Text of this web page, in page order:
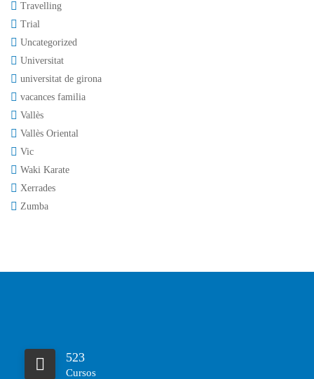
Travelling
Trial
Uncategorized
Universitat
universitat de girona
vacances familia
Vallès
Vallès Oriental
Vic
Waki Karate
Xerrades
Zumba
523
Cursos